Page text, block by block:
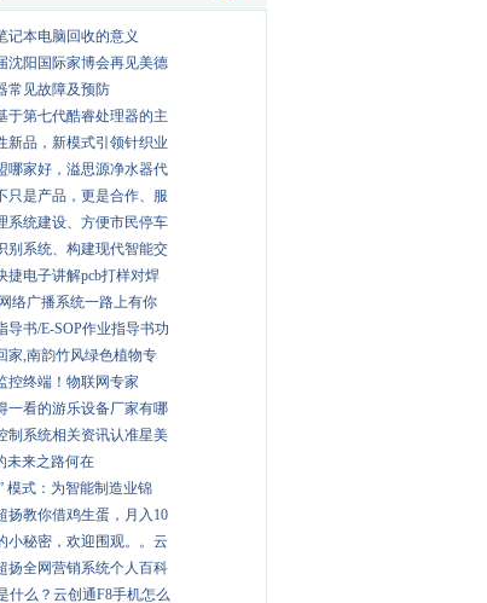
记本电脑回收的意义
沈阳国际家博会再见美德
常见故障及预防
于第七代酷睿处理器的主
新品，新模式引领针织业
哪家好，溢思源净水器代
只是产品，更是合作、服
系统建设、方便市民停车
别系统、构建现代智能交
捷电子讲解pcb打样对焊
络广播系统一路上有你
导书/E-SOP作业指导书功
家,南韵竹风绿色植物专
控终端！物联网专家
一看的游乐设备厂家有哪
制系统相关资讯认准星美
未来之路何在
模式：为智能制造业锦
扬教你借鸡生蛋，月入10
小秘密，欢迎围观。。云
扬全网营销系统个人百科
什么？云创通F8手机怎么